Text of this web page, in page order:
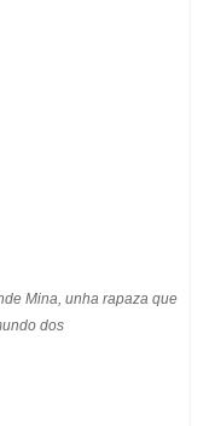
Mina, unha rapaza que
dos